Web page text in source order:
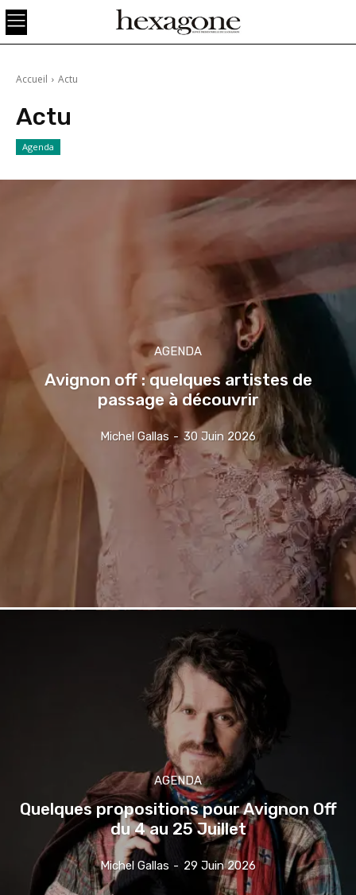
Accueil Actu
Actu
Agenda
AGENDA
Avignon off : quelques artistes de
passage à découvrir
Michel Gallas - 30 Juin 2026
AGENDA
Quelques propositions pour Avignon Off
du 4 au 25 Juillet
Michel Gallas - 29 Juin 2026